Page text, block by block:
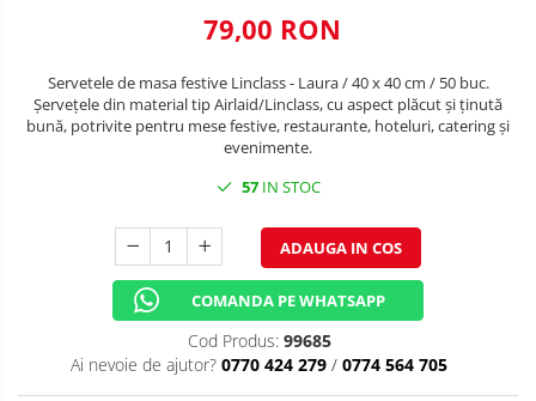
TEMATICA ROMANTICA
DECOR 1 & 8 MARTIE
DECOR ZIUA ROMANIEI
DECOR CRACIUN & REVELION
79,00 RON
Servetele de masa festive Linclass - Laura / 40 x 40 cm / 50 buc.
Șervețele din material tip Airlaid/Linclass, cu aspect plăcut și ținută
bună, potrivite pentru mese festive, restaurante, hoteluri, catering și
evenimente.
57IN STOC
ADAUGA IN COS
COMANDA PE WHATSAPP
Cod Produs: 99685
Ai nevoie de ajutor? 0770 424 279 / 0774 564 705